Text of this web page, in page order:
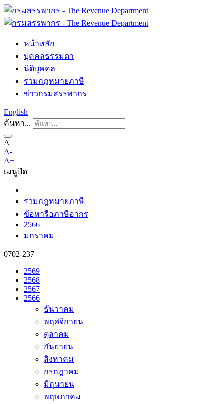
หน้าหลัก
บุคคลธรรมดา
นิติบุคคล
รวมกฎหมายภาษี
ข่าวกรมสรรพากร
English
ค้นหา...
A
A-
A+
เมนูปิด
รวมกฎหมายภาษี
ข้อหารือภาษีอากร
2566
มกราคม
0702-237
2569
2568
2567
2566
ธันวาคม
พฤศจิกายน
ตุลาคม
กันยายน
สิงหาคม
กรกฎาคม
มิถุนายน
พฤษภาคม